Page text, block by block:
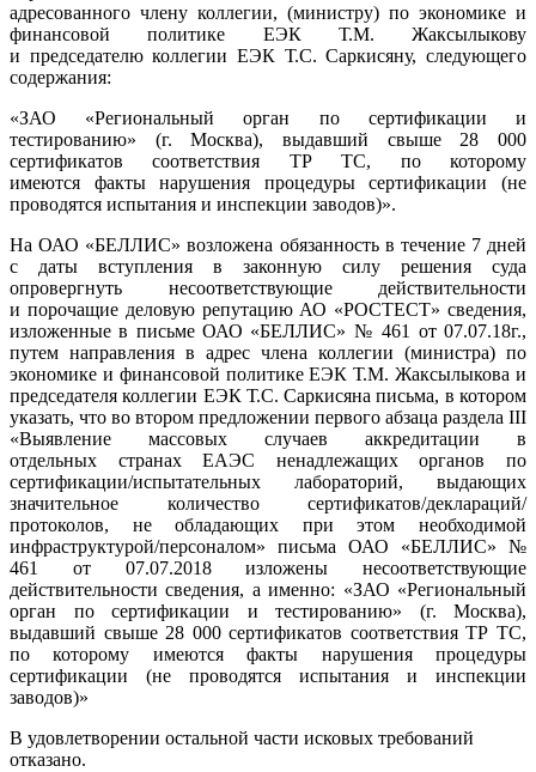
адресованного члену коллегии, (министру) по экономике и
финансовой политике ЕЭК Т.М. Жаксылыкову
и председателю коллегии ЕЭК Т.С. Саркисяну, следующего
содержания:
«ЗАО «Региональный орган по сертификации и
тестированию» (г. Москва), выдавший свыше 28 000
сертификатов соответствия ТР ТС, по которому
имеются факты нарушения процедуры сертификации (не
проводятся испытания и инспекции заводов)».
На ОАО «БЕЛЛИС» возложена обязанность в течение 7 дней
с даты вступления в законную силу решения суда
опровергнуть несоответствующие действительности
и порочащие деловую репутацию АО «РОСТЕСТ» сведения,
изложенные в письме ОАО «БЕЛЛИС» № 461 от 07.07.18г.,
путем направления в адрес члена коллегии (министра) по
экономике и финансовой политике ЕЭК Т.М. Жаксылыкова и
председателя коллегии ЕЭК Т.С. Саркисяна письма, в котором
указать, что во втором предложении первого абзаца раздела III
«Выявление массовых случаев аккредитации в
отдельных странах ЕАЭС ненадлежащих органов по
сертификации/испытательных лабораторий, выдающих
значительное количество сертификатов/деклараций/
протоколов, не обладающих при этом необходимой
инфраструктурой/персоналом» письма ОАО «БЕЛЛИС» №
461 от 07.07.2018 изложены несоответствующие
действительности сведения, а именно: «ЗАО «Региональный
орган по сертификации и тестированию» (г. Москва),
выдавший свыше 28 000 сертификатов соответствия ТР ТС,
по которому имеются факты нарушения процедуры
сертификации (не проводятся испытания и инспекции
заводов)»
В удовлетворении остальной части исковых требований
отказано.